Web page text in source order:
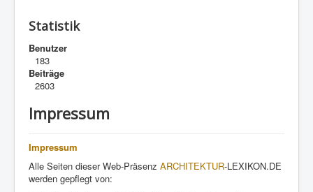
Statistik
Benutzer
183
Beiträge
2603
Impressum
Impressum
Alle Seiten dieser Web-Präsenz ARCHITEKTUR-LEXIKON.DE
werden gepflegt von: